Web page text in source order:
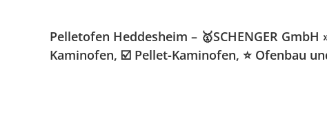
Pelletofen Heddesheim – 🥇SCHENGER
Kaminofen, ☑️ Pellet-Kaminofen, ⭐ Ofenbau